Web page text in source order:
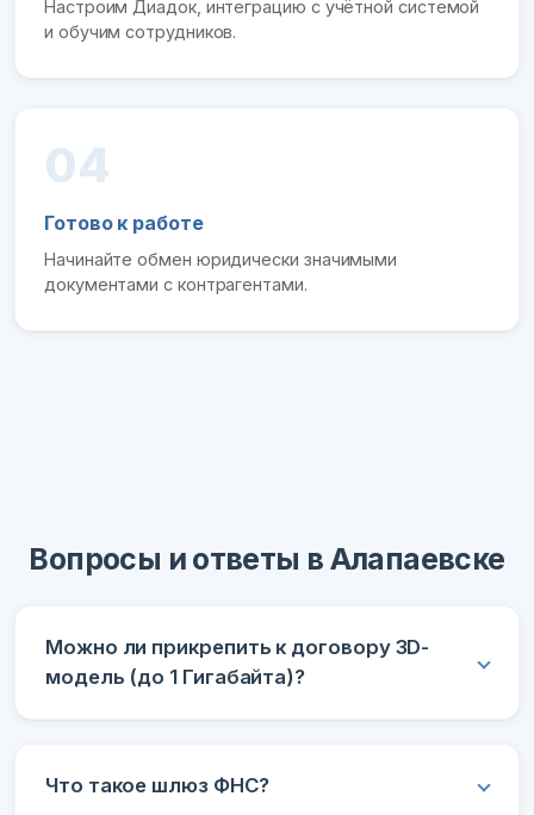
Настроим Диадок, интеграцию с учётной системой
и обучим сотрудников.
04
Готово к работе
Начинайте обмен юридически значимыми
документами с контрагентами.
Вопросы и ответы в Алапаевске
Можно ли прикрепить к договору 3D-
модель (до 1 Гигабайта)?
Что такое шлюз ФНС?